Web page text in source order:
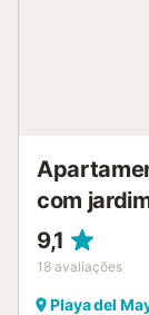
com
9,1
18 avaliações
Playa del